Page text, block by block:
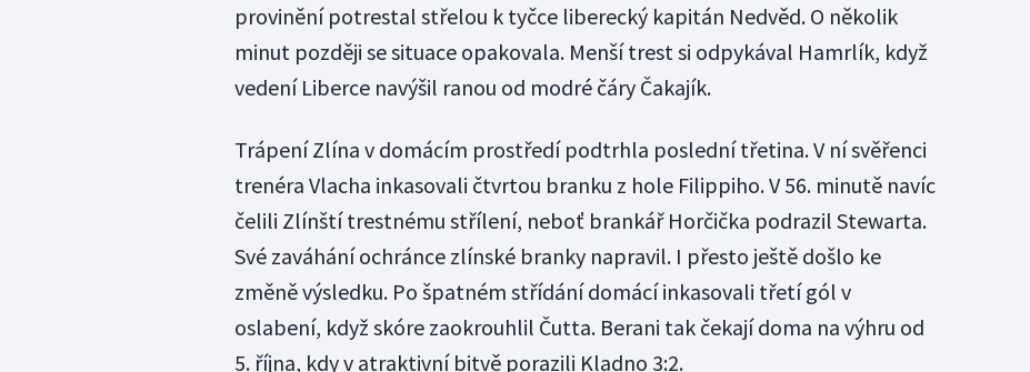
provinění potrestal střelou k tyčce liberecký kapitán Nedvěd. O několik
minut později se situace opakovala. Menší trest si odpykával Hamrlík, když
vedení Liberce navýšil ranou od modré čáry Čakajík.
Trápení Zlína v domácím prostředí podtrhla poslední třetina. V ní svěřenci
trenéra Vlacha inkasovali čtvrtou branku z hole Filippiho. V 56. minutě navíc
čelili Zlínští trestnému střílení, neboť brankář Horčička podrazil Stewarta.
Své zaváhání ochránce zlínské branky napravil. I přesto ještě došlo ke
změně výsledku. Po špatném střídání domácí inkasovali třetí gól v
oslabení, když skóre zaokrouhlil Čutta. Berani tak čekají doma na výhru od
5. října, kdy v atraktivní bitvě porazili Kladno 3:2.